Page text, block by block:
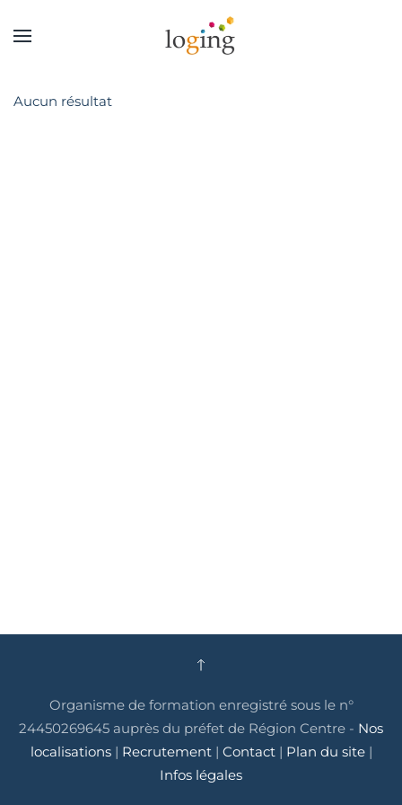
Aucun résultat
Organisme de formation enregistré sous le n°
24450269645 auprès du préfet de Région Centre - Nos
localisations| Recrutement| Contact | Plan du site|
Infos légales